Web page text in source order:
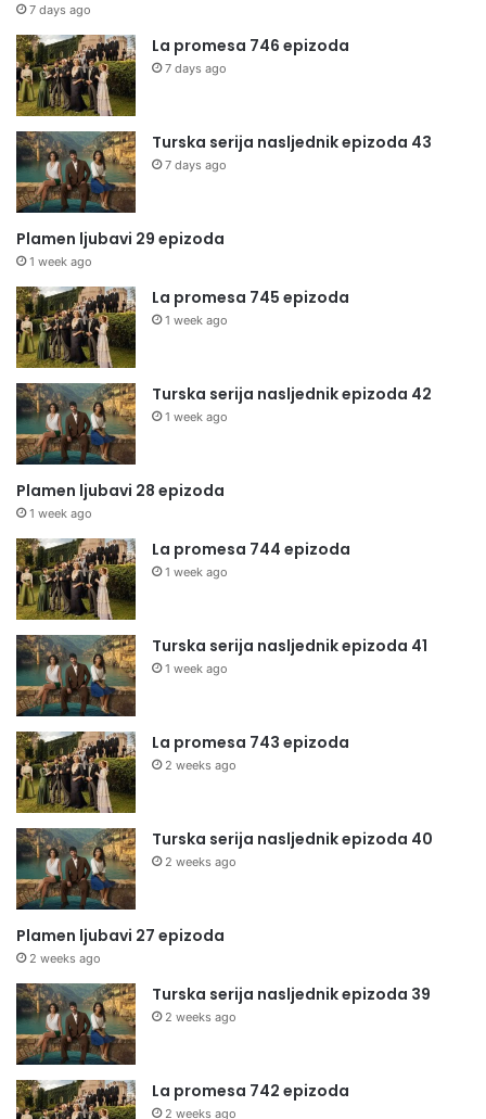
7 days ago
La promesa 746 epizoda
7 days ago
Turska serija nasljednik epizoda 43
7 days ago
Plamen ljubavi 29 epizoda
1 week ago
La promesa 745 epizoda
1 week ago
Turska serija nasljednik epizoda 42
1 week ago
Plamen ljubavi 28 epizoda
1 week ago
La promesa 744 epizoda
1 week ago
Turska serija nasljednik epizoda 41
1 week ago
La promesa 743 epizoda
2 weeks ago
Turska serija nasljednik epizoda 40
2 weeks ago
Plamen ljubavi 27 epizoda
2 weeks ago
Turska serija nasljednik epizoda 39
2 weeks ago
La promesa 742 epizoda
2 weeks ago